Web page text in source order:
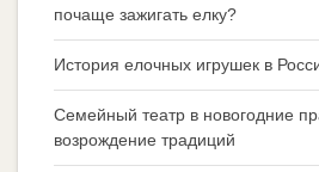
почаще зажигать елку?
История елочных игрушек в
Семейный театр в новогодние
возрождение традиций